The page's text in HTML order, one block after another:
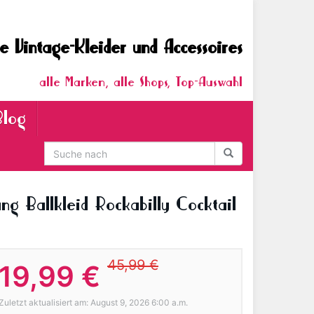
Vintage-Kleider und Accessoires
alle Marken, alle Shops, Top-Auswahl
Ballkleid Rockabilly Cocktail
€ 45,99 €
aktualisiert am: August 9, 2026 6:00 a.m.